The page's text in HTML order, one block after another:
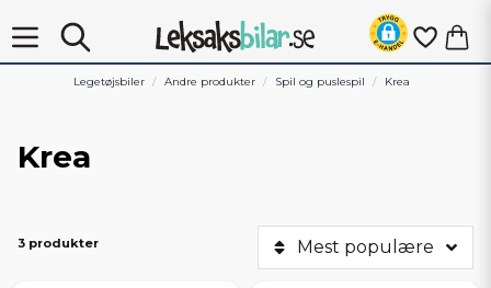
Legetøjsbiler Andre produkter Spil og puslespil Krea
Krea
3 produkter Mest populære